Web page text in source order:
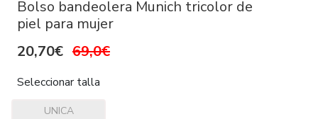
Bolso bandeolera Munich tricolor de
piel para mujer
20,70€ 69,0€
Seleccionar talla
UNICA